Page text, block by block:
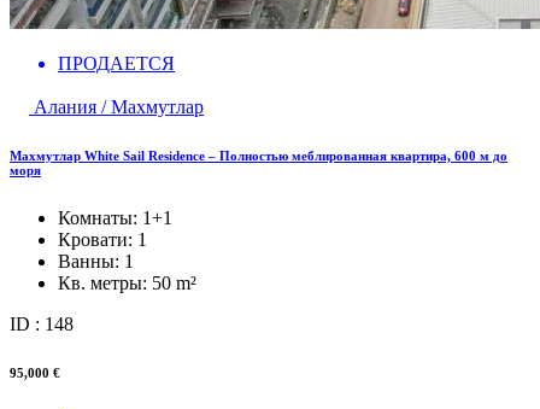
ПРОДАЕТСЯ
Алания / Махмутлар
Махмутлар White Sail Residence – Полностью меблированная квартира, 600 м до
моря
Комнаты: 1+1
Кровати: 1
Ванны: 1
Кв. метры: 50 m²
ID : 148
95,000 €